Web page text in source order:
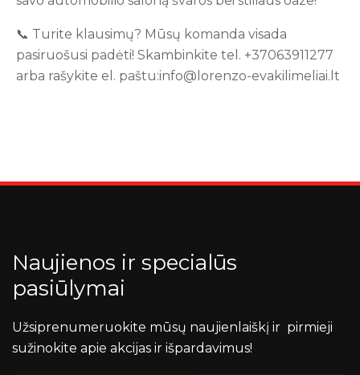
📞 Turite klausimų? Mūsų komanda visada
pasiruošusi padėti! Skambinkite tel. +37063911277
arba rašykite el. paštu:info@lorenzo-evakilimeliai.lt
Naujienos ir specialūs
pasiūlymai
Užsiprenumeruokite mūsų naujienlaiškį ir pirmieji
sužinokite apie akcijas ir išpardavimus!